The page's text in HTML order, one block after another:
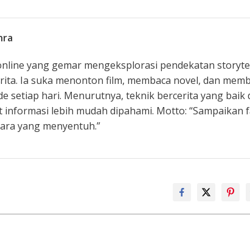
yang gemar mengeksplorasi pendekatan
Ia suka menonton film, membaca novel, dan
setiap hari. Menurutnya, teknik bercerita yang baik
informasi lebih mudah dipahami. Motto: “Sampaikan
yang menyentuh.”